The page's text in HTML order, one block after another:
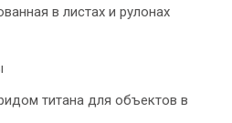
в листах и рулонах
титана для объектов в